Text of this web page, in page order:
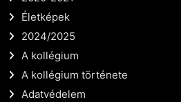
Életképek
2024/2025
A kollégium
A kollégium története
Adatvédelem